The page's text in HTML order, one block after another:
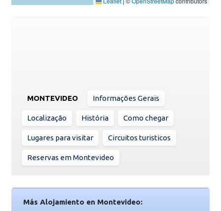
MONTEVIDEO Informações Gerais
Localização História Como chegar
Lugares para visitar Circuitos turisticos
Reservas em Montevideo
Más Alojamiento en Montevideo: